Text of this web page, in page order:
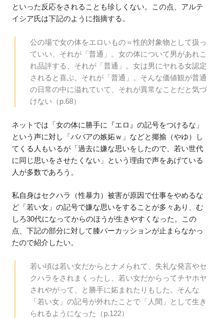
といった反応をされることも珍しくない。この点、アルテ
イシア氏は下記のように指摘する。
公の場で女の体をエロいもの＝性的対象物として扱っ
ていい、それが「普通」。女の体について男があれこ
れ品評する、それが「普通」。女は男にヤれる女認定
されると喜ぶ、それが「普通」。そんな価値観が普通
の日常の中に溢れていて、それが異常なことだと気づ
けない（p.68）
ネットでは「女の体に勝手に『エロ』の記号をつけるな」
という声に対し「ババアの嫉妬ｗ」などと揶揄（やゆ）し
てくる人もいるが「過去に嫌な思いをしたので、若い世代
に同じ思いをさせたくない」という理由で声をあげている
人が多数であろう。
私自身はセクハラ（性暴力）被害が原因で仕事をやめるな
ど「若い女」の記号で嫌な思いをすることが多々あり、む
しろ30代になってからのほうが生きやすくなった。この
点、下記の部分に対して膝パーカッションが止まらなかっ
たので紹介したい。
若い頃は若い女だからとナメられて、失礼な発言やセ
クハラをされまくったし、若い女だからってチヤホヤ
されやがって、と勝手に妬まれたりもした。そんな
「若い女」の記号が外れたことで「人間」として生き
られるようになった（p.122）